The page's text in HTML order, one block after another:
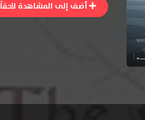
أضف إلى المشاهدة لاحقاً